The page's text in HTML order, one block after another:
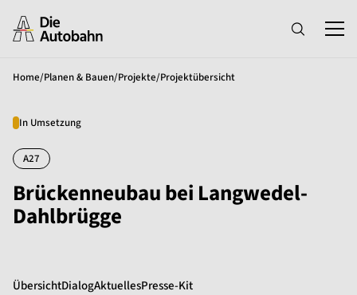
Home/Planen & Bauen/Projekte/Projektübersicht
In Umsetzung
A27
Brückenneubau bei Langwedel-
Dahlbrügge
ÜbersichtDialogAktuellesPresse-Kit